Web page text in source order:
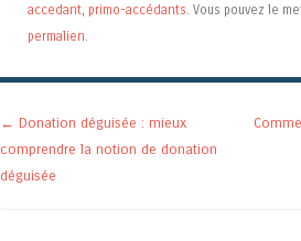
accedant primo-accédants . Vous pouvez le
permalien
Navigation des
← Donation déguisée : mieux
comprendre la notion de donation
déguisée